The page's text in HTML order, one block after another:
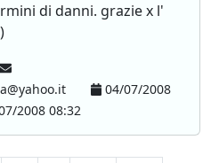
di danni. grazie x l'
04/07/2008
2008 08:32